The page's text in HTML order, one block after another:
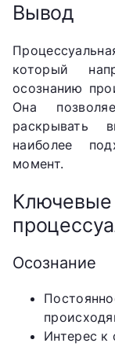
Вывод
который
осознанию
Она
раскрывать
наиболее
момент.
Осознание
Интерес к